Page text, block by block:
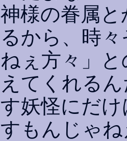
神様の眷属
るから、時
ねぇ方々」
えてくれる
す妖怪にだ
すもんじゃ